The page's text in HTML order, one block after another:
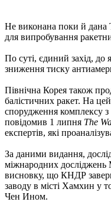
Не виконана поки й дана
для випробування
По суті, єдиний захід,
зниження тиску
Північна Корея також
балістичних ракет. На
спорудження комплексу
повідомив 1 липня The
експертів, які
За даними видання,
міжнародних досліджень
висновку, що КНДР
заводу в місті Хамхин у
Чен Ином.